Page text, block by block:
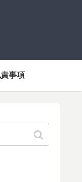
事項